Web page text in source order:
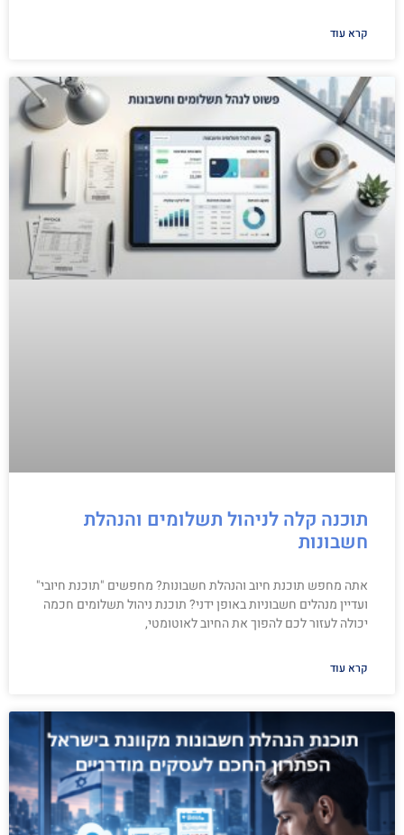
קרא עוד
תוכנה קלה לניהול תשלומים והנהלת
חשבונות
אתה מחפש תוכנת חיוב והנהלת חשבונות? מחפשים "תוכנת חיובי"
ועדיין מנהלים חשבוניות באופן ידני? תוכנת ניהול תשלומים חכמה
יכולה לעזור לכם להפוך את החיוב לאוטומטי,
קרא עוד